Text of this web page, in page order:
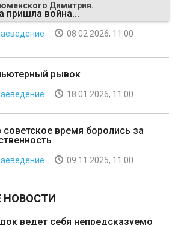
Димитрия.
пришла война...
08 02 2026, 11:00
рывок
18 01 2026, 11:00
советское время боролись за
09 11 2025, 11:00
НОВОСТИ
ведет себя непредсказуемо